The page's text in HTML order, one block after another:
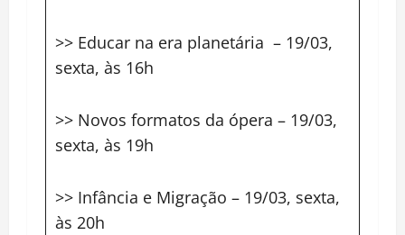
>> Educar na era planetária – 19/03,
sexta, às 16h
>> Novos formatos da ópera – 19/03,
sexta, às 19h
>> Infância e Migração – 19/03, sexta,
às 20h